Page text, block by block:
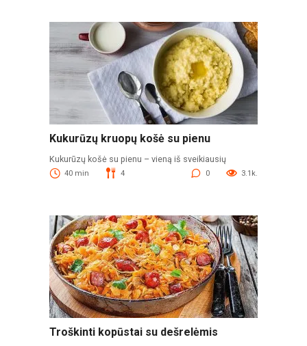
Kukurūzų kruopų košė su pienu
Kukurūzų košė su pienu – vieną iš sveikiausių
40 min 4 0 3.1k.
Troškinti kopūstai su dešrelėmis